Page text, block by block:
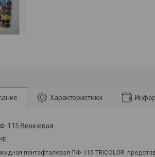
Характеристики
115 Вишневая
пентафталевая ПФ-115 TRICOLOR